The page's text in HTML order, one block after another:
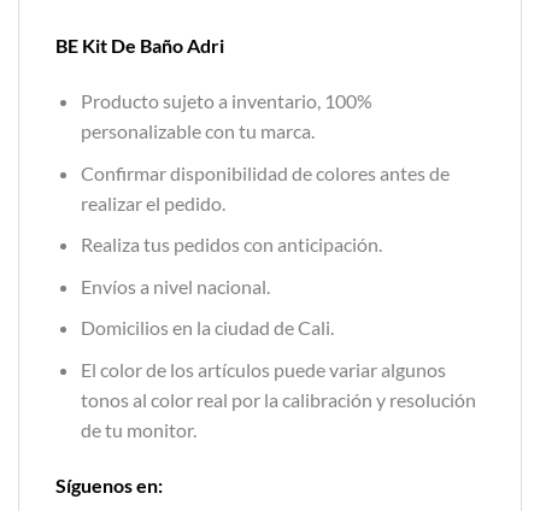
BE Kit De Baño Adri
Producto sujeto a inventario, 100%
personalizable con tu marca.
Confirmar disponibilidad de colores antes de
realizar el pedido.
Realiza tus pedidos con anticipación.
Envíos a nivel nacional.
Domicilios en la ciudad de Cali.
El color de los artículos puede variar algunos
tonos al color real por la calibración y resolución
de tu monitor.
Síguenos en: